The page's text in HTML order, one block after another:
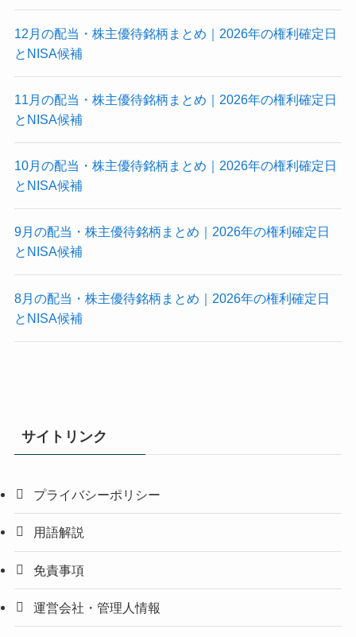
12月の配当・株主優待銘柄まとめ｜2026年の権利確定日
とNISA候補
11月の配当・株主優待銘柄まとめ｜2026年の権利確定日
とNISA候補
10月の配当・株主優待銘柄まとめ｜2026年の権利確定日
とNISA候補
9月の配当・株主優待銘柄まとめ｜2026年の権利確定日
とNISA候補
8月の配当・株主優待銘柄まとめ｜2026年の権利確定日
とNISA候補
サイトリンク
プライバシーポリシー
用語解説
免責事項
運営会社・管理人情報